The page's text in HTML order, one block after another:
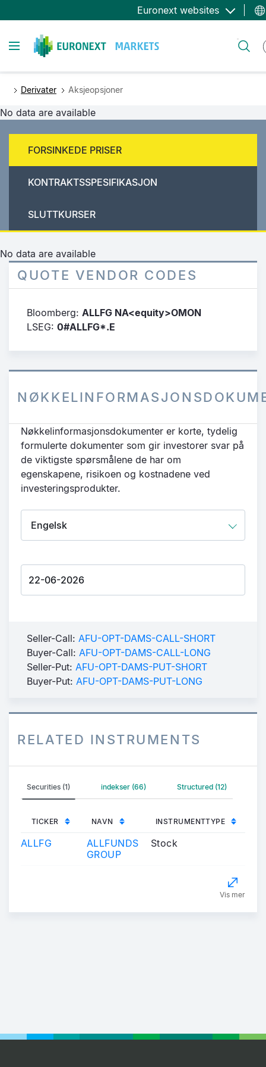
til
hovedinnhold
Euronext websites
Toggle navigation
Derivater Aksjeopsjoner
No data are available
FORSINKEDE PRISER
KONTRAKTSSPESIFIKASJON
SLUTTKURSER
No data are available
QUOTE VENDOR CODES
Bloomberg: ALLFG NA<equity>OMON
LSEG: 0#ALLFG*.E
Nøkkelinformasjonsdokumenter er korte, tydelig
formulerte dokumenter som gir investorer svar på
de viktigste spørsmålene de har om
egenskapene, risikoen og kostnadene ved
investeringsprodukter.
Seller-Call: AFU-OPT-DAMS-CALL-SHORT
Buyer-Call: AFU-OPT-DAMS-CALL-LONG
Seller-Put: AFU-OPT-DAMS-PUT-SHORT
Buyer-Put: AFU-OPT-DAMS-PUT-LONG
RELATED INSTRUMENTS
Securities (1) indekser (66) Structured (12)
TICKER NAVN INSTRUMENTTYPE
ALLFG
ALLFUNDS
GROUP
Stock
Vis mer